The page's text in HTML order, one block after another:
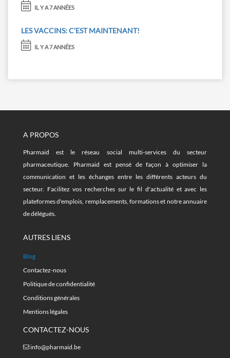
IL Y A 7 ANNÉES
LES VACCINS: C’EST MAINTENANT!
IL Y A 7 ANNÉES
A PROPOS
Pharmaid est le réseau social multi-services du secteur
pharmaceutique. Pharmaid est pensé de façon à optimiser la
communication et les échanges entre les différents acteurs du
secteur. Facilitez vos recherches sur le fil d'actualité et avec les
plateformes d'emplois, remplacements, formations et notre annuaire
de délégués.
AUTRES LIENS
Blog
Contactez-nous
Politique de confidentialité
Conditions générales
Mentions légales
CONTACTEZ-NOUS
info@pharmaid.be